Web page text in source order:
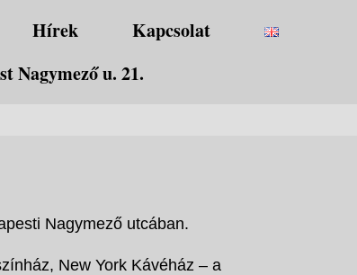
Hírek
Kapcsolat
Nagymező u. 21.
Nagymező utcában.
New York Kávéház – a